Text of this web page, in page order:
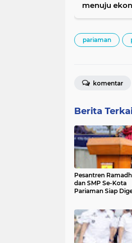
menuju
pariaman
komentar
Berita
Pesantren
dan SMP Se-Kota
Pariaman Siap